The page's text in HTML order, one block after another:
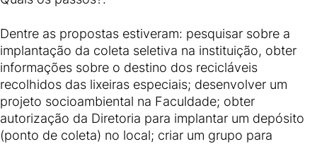
Dentre as propostas estiveram: pesquisar sobre a
implantação da coleta seletiva na instituição, obter
informações sobre o destino dos recicláveis
recolhidos das lixeiras especiais; desenvolver um
projeto socioambiental na Faculdade; obter
autorização da Diretoria para implantar um depósito
(ponto de coleta) no local; criar um grupo para